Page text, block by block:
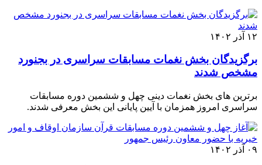
۱۲ آذر ۱۴۰۲
برگزیدگان بخش نغمات مسابقات سراسری در بجنورد
مشخص شدند
برترین های بخش نغمات دینی چهل و ششمین دوره مسابقات
سراسری امروز همزمان با آیین پایانی این بخش معرفی شدند.
۰۹ آذر ۱۴۰۲